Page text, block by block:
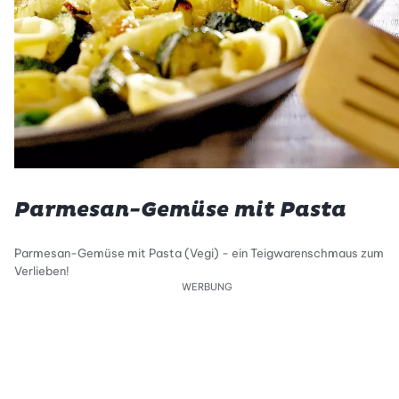
Parmesan-Gemüse mit Pasta
Parmesan-Gemüse mit Pasta (Vegi) - ein Teigwarenschmaus zum
Verlieben!
WERBUNG